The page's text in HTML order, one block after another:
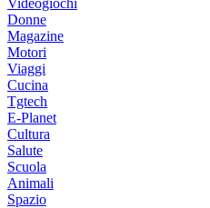
Donne
Magazine
Motori
Viaggi
Cucina
Tgtech
E-Planet
Cultura
Salute
Scuola
Animali
Spazio